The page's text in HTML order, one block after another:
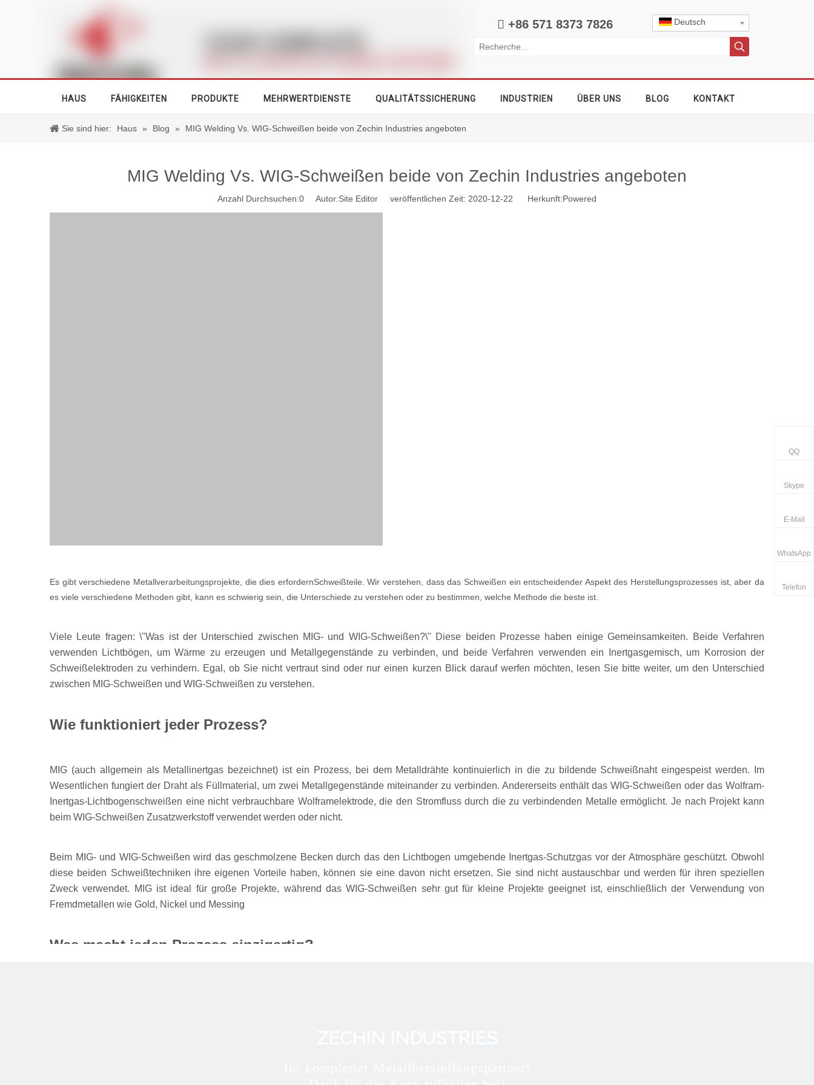
 +86 571 8373 7826 Deutsch
HAUS FÄHIGKEITEN PRODUKTE MEHRWERTDIENSTE QUALITÄTSSICHERUNG INDUSTRIEN ÜBER UNS BLOG KONTAKT
Sie sind hier: Haus » Blog » MIG Welding Vs. WIG-Schweißen beide von Zechin Industries angeboten
MIG Welding Vs. WIG-Schweißen beide von Zechin Industries angeboten
Anzahl Durchsuchen:0 Autor:Site Editor veröffentlichen Zeit: 2020-12-22 Herkunft:Powered
Es gibt verschiedene Metallverarbeitungsprojekte, die dies erfordernSchweißteile . Wir verstehen, dass das Schweißen ein entscheidender Aspekt des Herstellungsprozesses ist, aber da
es viele verschiedene Methoden gibt, kann es schwierig sein, die Unterschiede zu verstehen oder zu bestimmen, welche Methode die beste ist.
Viele Leute fragen: \"Was ist der Unterschied zwischen MIG- und WIG-Schweißen?\" Diese beiden Prozesse haben einige Gemeinsamkeiten. Beide Verfahren
verwenden Lichtbögen, um Wärme zu erzeugen und Metallgegenstände zu verbinden, und beide Verfahren verwenden ein Inertgasgemisch, um Korrosion der
Schweißelektroden zu verhindern. Egal, ob Sie nicht vertraut sind oder nur einen kurzen Blick darauf werfen möchten, lesen Sie bitte weiter, um den Unterschied
zwischen MIG-Schweißen und WIG-Schweißen zu verstehen.
Wie funktioniert jeder Prozess?
MIG (auch allgemein als Metallinertgas bezeichnet) ist ein Prozess, bei dem Metalldrähte kontinuierlich in die zu bildende Schweißnaht eingespeist werden. Im
Wesentlichen fungiert der Draht als Füllmaterial, um zwei Metallgegenstände miteinander zu verbinden. Andererseits enthält das WIG-Schweißen oder das Wolfram-
Inertgas-Lichtbogenschweißen eine nicht verbrauchbare Wolframelektrode, die den Stromfluss durch die zu verbindenden Metalle ermöglicht. Je nach Projekt kann
beim WIG-Schweißen Zusatzwerkstoff verwendet werden oder nicht.
Beim MIG- und WIG-Schweißen wird das geschmolzene Becken durch das den Lichtbogen umgebende Inertgas-Schutzgas vor der Atmosphäre geschützt. Obwohl
diese beiden Schweißtechniken ihre eigenen Vorteile haben, können sie eine davon nicht ersetzen. Sie sind nicht austauschbar und werden für ihren speziellen
Zweck verwendet. MIG ist ideal für große Projekte, während das WIG-Schweißen sehr gut für kleine Projekte geeignet ist, einschließlich der Verwendung von
Fremdmetallen wie Gold, Nickel und Messing
Was macht jeden Prozess einzigartig?
QQ
Skype
E-Mail
WhatsApp
Telefon